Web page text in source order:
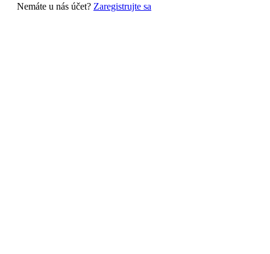
Nemáte u nás účet? Zaregistrujte sa